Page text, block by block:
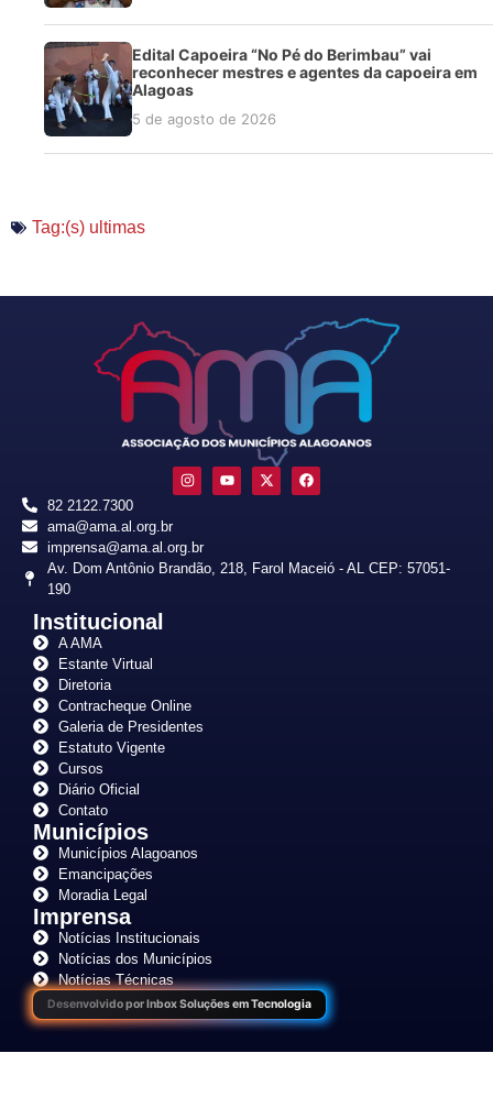
Edital Capoeira “No Pé do Berimbau” vai
reconhecer mestres e agentes da capoeira em
Alagoas
5 de agosto de 2026
Tag:(s) ultimas
82 2122.7300
ama@ama.al.org.br
imprensa@ama.al.org.br
Av. Dom Antônio Brandão, 218, Farol Maceió - AL CEP: 57051-
190
Institucional
A AMA
Estante Virtual
Diretoria
Contracheque Online
Galeria de Presidentes
Estatuto Vigente
Cursos
Diário Oficial
Contato
Municípios
Municípios Alagoanos
Emancipações
Moradia Legal
Imprensa
Notícias Institucionais
Notícias dos Municípios
Notícias Técnicas
Desenvolvido por Inbox Soluções em Tecnologia